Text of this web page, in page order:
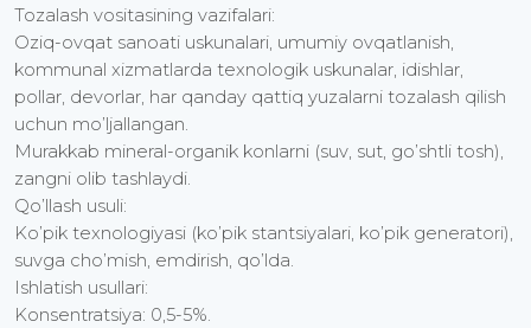
Tozalash vositasining vazifalari:
Oziq-ovqat sanoati uskunalari, umumiy ovqatlanish,
kommunal xizmatlarda texnologik uskunalar, idishlar,
pollar, devorlar, har qanday qattiq yuzalarni tozalash qilish
uchun mo’ljallangan.
Murakkab mineral-organik konlarni (suv, sut, go’shtli tosh),
zangni olib tashlaydi.
Qo’llash usuli:
Ko’pik texnologiyasi (ko’pik stantsiyalari, ko’pik generatori),
suvga cho’mish, emdirish, qo’lda.
Ishlatish usullari:
Konsentratsiya: 0,5-5%.